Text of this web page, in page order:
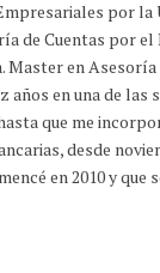
por
de Cuentas por
Master en
años en una de
que me
desde
en 2010 y que